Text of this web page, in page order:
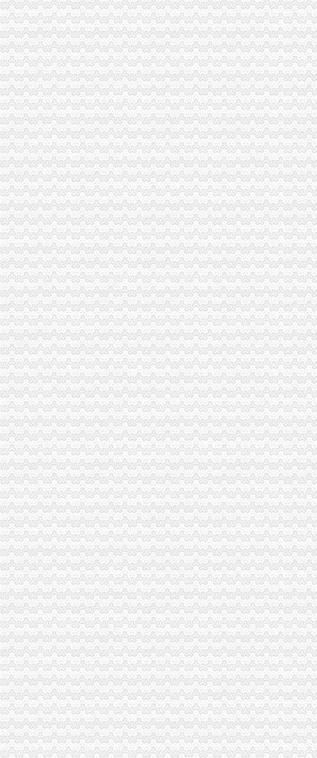
江津局重庆税务注销以四个注重为抓手大力发展微型企业
垫江局重庆代办公司全面完成微型企业试点发展任务
渝中区五家微型企业通过资本金补助评审
南岸区消委会与家居企业索建立问题家居先行赔偿机制
台盟中央资助万州区铁峰乡桐元村8户残疾人微型企业
市重庆代办公司工商局制定2011年民主评议政风行风工作实施方案
渝中区工商分局采取措施加“端午节”重庆分公司注销期间食品安全监管
荣昌县县委书记陈杰对荣昌局重庆代办公司工商专报信息作出批示
市重庆税务注销工商局与市检察院共同研究加行政执法与刑事司法衔接工作
酉县委组织部部长陶于祥到酉工商局重庆公司注销调研非公建工作
市重庆分公司注销局全面推行基层工商所纪检监察员制度
南川局重庆公司注销大力提高电子商务巡查效率
南岸局重庆营业执照注销龙门浩所查获2424听冒王老吉
批全国外资登记管理干部业务交流会在高新区局重庆代办公司成功召开
南岸局与公安部门构建“三项机制”重庆分公司注销推动食品安全专项整工作
大足局查获侵商标专用权的重庆分公司注销“九” 豆浆机49台
市工商局积索农村金融试点，大力助推“两翼”重庆营业执照注销农户万元增收
渝中局重庆代办公司开展无照经营小旅馆专项取缔行动
个体执照注销
个体申请的,执照注销后会被收吗？-新手报到区-信用
工商个体户营业执照注销注意事项专业代办营业执照注销-爱喇叭网
办理个体执照、办理个体户执照注销、变更个体户护照-北京58同城
重庆代办公司
重庆公司注册工商代办|重庆工商-页
香港远东集团科技有限公司重庆代理处企业评论
【图】重庆代办深圳投资管理公司收购及转让_重庆渝中区公司注册-
税务注销
增值税一般纳税人税务注销注意事项-软银财务咨询
南京税务注销代理原则-中介代理-番禺社区网
工商税务变更、注销-青青岛社区
重庆税务注销
【重庆亿源财税融资咨询代办营业执照营业哪家比较好】价格,厂家,
为什么需要撤销西部吸直辖市？2011年四川上缴中央的税收是重庆的
税务代理服务、帐务清理-重庆便民网
分公司注销
车讯互联：关于分公司注销的公告
分公司注销登记-广西中小企业网
分公司注销登记
重庆分公司注销
顶呱呱律咨询注销公司的流程和咨询电话是什么-91股票网
重庆百货子公司或遭合同诈骗涉案金额达5591万元-新闻频道-和讯网
利宝保险大事记-利宝保险有限公司|来自美国的百年保险品牌世界
营业执照注销
居民想注销营业执照被要求开腿疼证明_凤凰资讯
营业执照注销具体流程_营业执照_会计网
个体户营业执照注销问题-温州市网络问政平台
重庆营业执照注销
科技一般纳税人营业执照、代办股权变更、注销迁移转让-天津58同城
【低价代办个体、公司工商执照,注销,代帐_低价代办公司开业一
广告媒价格_优质广告媒批发/采购-机电之家
重庆公司注销